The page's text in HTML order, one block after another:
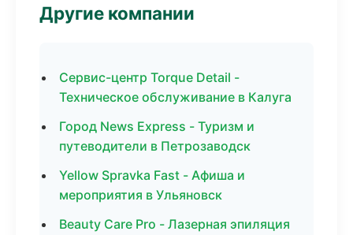
Другие компании
Сервис-центр Torque Detail -
Техническое обслуживание в Калуга
Город News Express - Туризм и
путеводители в Петрозаводск
Yellow Spravka Fast - Афиша и
мероприятия в Ульяновск
Beauty Care Pro - Лазерная эпиляция